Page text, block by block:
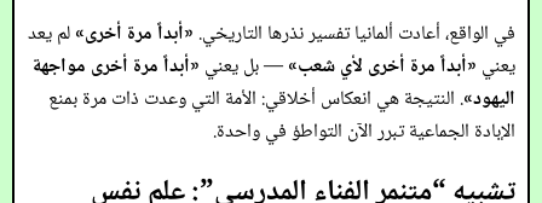
في الواقع، أعادت ألمانيا تفسير نذرها التاريخي. «أبداً مرة أخرى»لم يعد
يعني «أبداً مرة أخرى لأي شعب»— بل يعني «أبداً مرة أخرى مواجهة
اليهود». النتيجة هي انعكاس أخلاقي: الأمة التي وعدت ذات مرة بمنع
الإبادة الجماعية تبرر الآن التواطؤ في واحدة.
تشبيه “متنمر الفناء المدرسي”: علم نفس